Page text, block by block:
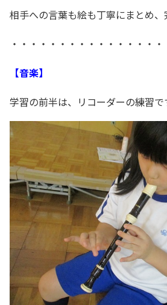
相手への言葉も絵も丁寧にまとめ、
・・・・・・・・・・・・・・・・
【音楽】
学習の前半は、リコーダーの練習で